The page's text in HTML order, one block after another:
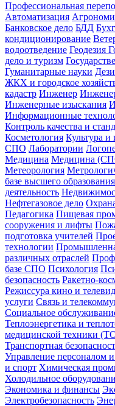
Профессиональная
Автоматизация
Банковское дело БДД
кондиционирование
водоотведение Геодезия
дело и туризм
Гуманитарные науки
ЖКХ и городское
кадастр Инженер
Инженерные изыскания
Информационные
Контроль качества и
Косметология Культура и
СПО Лаборатории
Медицина Медицина
Метеорология
базе высшего образования
деятельность
Нефтегазовое дело
Педагогика Пищевая
сооружения и лифты
подготовка учителей
технологии
различных отраслей
базе СПО Психология
безопасность Ракетно-
Режиссура кино и
услуги Связь и
Социальное
Теплоэнергетика и
медицинской техники
Транспортная
Управление персоналом
и спорт Химическая
Холодильное
Экономика и финансы
Электробезопасность